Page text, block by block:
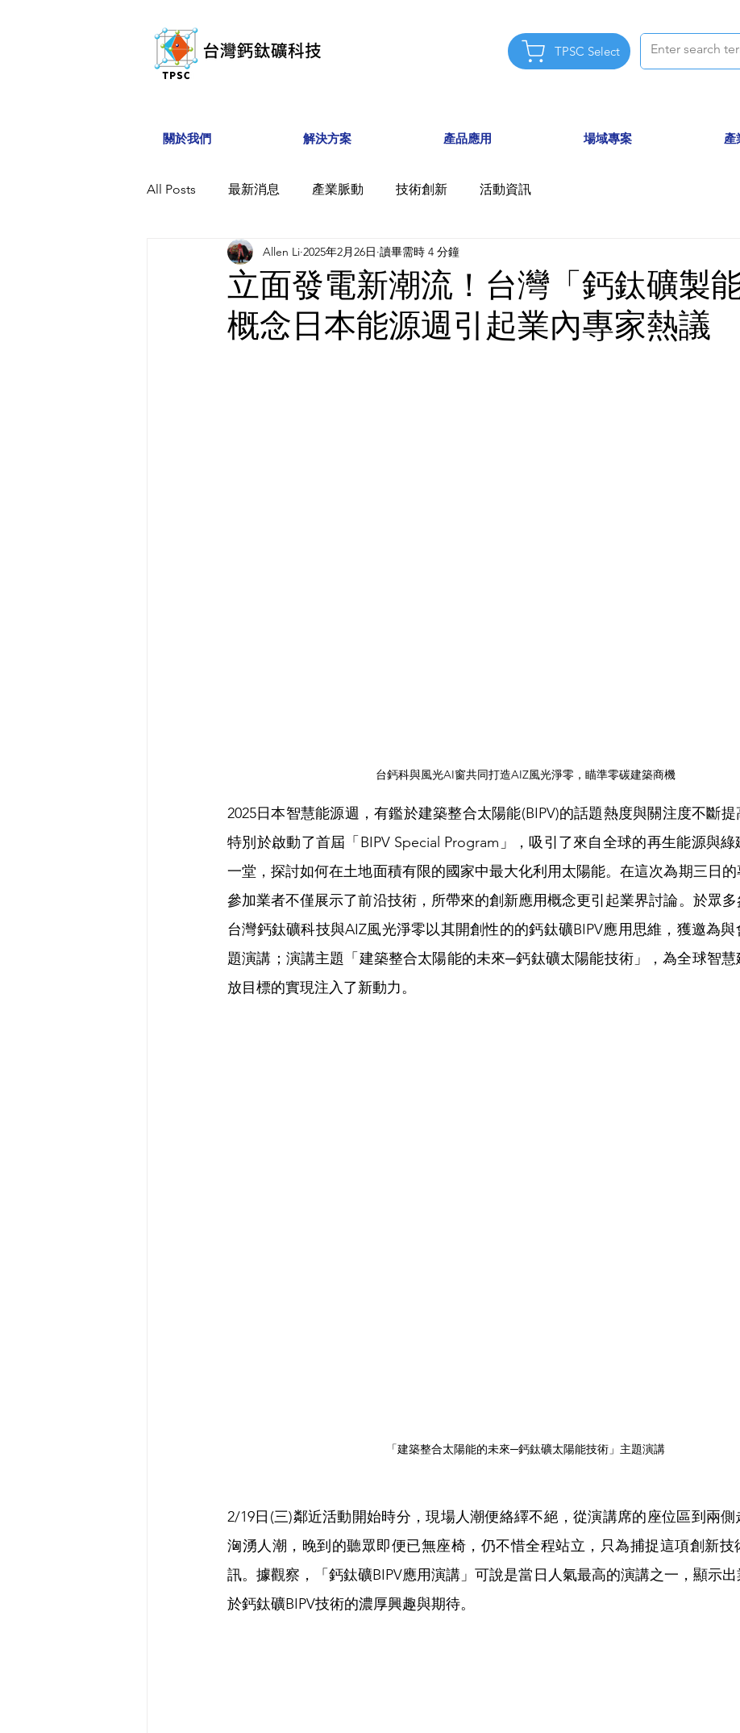
TPSC Select
關於我們 解決方案 產品應用 場域專案 產
All Posts 最新消息 產業脈動 技術創新 活動資訊
立面發電新潮流！台灣「鈣鈦礦製能
概念日本能源週引起業內專家熱議
Allen Li 2025年2月26日 讀畢需時 4 分鐘
台鈣科與風光AI窗共同打造AIZ風光淨零，瞄準零碳建築商機
2025日本智慧能源週，有鑑於建築整合太陽能(BIPV)的話題熱度與關注度不斷
特別於啟動了首屆「BIPV Special Program」，吸引了來自全球的再生能源與
一堂，探討如何在土地面積有限的國家中最大化利用太陽能。在這次為期三日的
參加業者不僅展示了前沿技術，所帶來的創新應用概念更引起業界討論。於眾多
台灣鈣鈦礦科技與AIZ風光淨零以其開創性的的鈣鈦礦BIPV應用思維，獲邀為
題演講；演講主題「建築整合太陽能的未來─鈣鈦礦太陽能技術」，為全球智
放目標的實現注入了新動力。
「建築整合太陽能的未來─鈣鈦礦太陽能技術」主題演講
2/19日(三)鄰近活動開始時分，現場人潮便絡繹不絕，從演講席的座位區到兩側
洶湧人潮，晚到的聽眾即便已無座椅，仍不惜全程站立，只為捕捉這項創新技
訊。據觀察，「鈣鈦礦BIPV應用演講」可說是當日人氣最高的演講之一，顯示
於鈣鈦礦BIPV技術的濃厚興趣與期待。